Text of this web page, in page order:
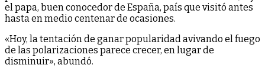
el papa, buen conocedor de España, país que visitó antes
hasta en medio centenar de ocasiones.
«Hoy, la tentación de ganar popularidad avivando el fuego
de las polarizaciones parece crecer, en lugar de
disminuir», abundó.